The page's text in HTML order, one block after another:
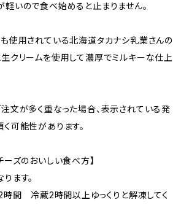
いので食べ始めると止まりません。
使用されている北海道タカナシ乳業さんの
クリームを使用して濃厚でミルキーな仕上
文が多く重なった場合、表示されている発
可能性があります。
ーズのおいしい食べ方】
ます。
間 冷蔵2時間以上ゆっくりと解凍してく